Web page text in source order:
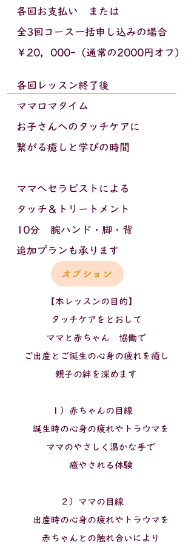
​各回お支払い または
全3回コース一括申し込みの場合
￥20，000-（通常の2000円オフ）
各回レッスン終了後​
ママロマタイム
お子さんへのタッチケアに
繋がる癒しと学びの時間
ママへセラピストによる
タッチ＆トリートメント
10分 腕ハンド・脚・背
追加プランも承ります
オプション
【本レッスンの目的】
タッチケアをとおして
ママと赤ちゃん 協働で
ご出産とご誕生の心身の疲れを癒し
親子の絆を深めます
１）赤ちゃんの目線
誕生時の心身の疲れやトラウマを
ママのやさしく温かな手で
癒やされる体験
２）ママの目線
出産時の心身の疲れやトラウマを
赤ちゃんとの触れ合いにより